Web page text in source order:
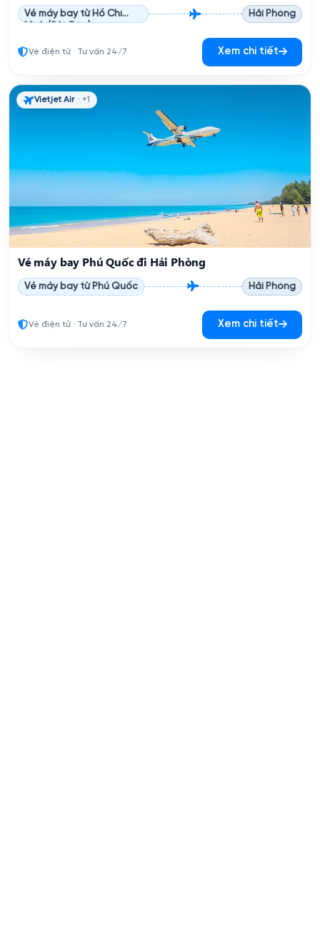
Vé máy bay từ Hồ Chí
Minh (Sài Gòn)
Hải Phòng
Vé điện tử · Tư vấn 24/7 Xem chi tiết
Vietjet Air · +1
Vé máy bay Phú Quốc đi Hải Phòng
Vé máy bay từ Phú Quốc Hải Phòng
Vé điện tử · Tư vấn 24/7 Xem chi tiết